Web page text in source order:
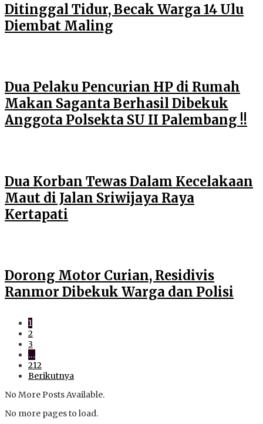
Ditinggal Tidur, Becak Warga 14 Ulu
Diembat Maling
Dua Pelaku Pencurian HP di Rumah
Makan Saganta Berhasil Dibekuk
Anggota Polsekta SU II Palembang !!
Dua Korban Tewas Dalam Kecelakaan
Maut di Jalan Sriwijaya Raya
Kertapati
Dorong Motor Curian, Residivis
Ranmor Dibekuk Warga dan Polisi
1
2
3
…
212
Berikutnya
No More Posts Available.
No more pages to load.